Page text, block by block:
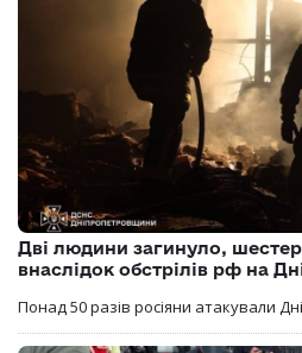
Дві людини загинуло,
внаслідок обстрілів рф на
Понад 50 разів росіяни атакували